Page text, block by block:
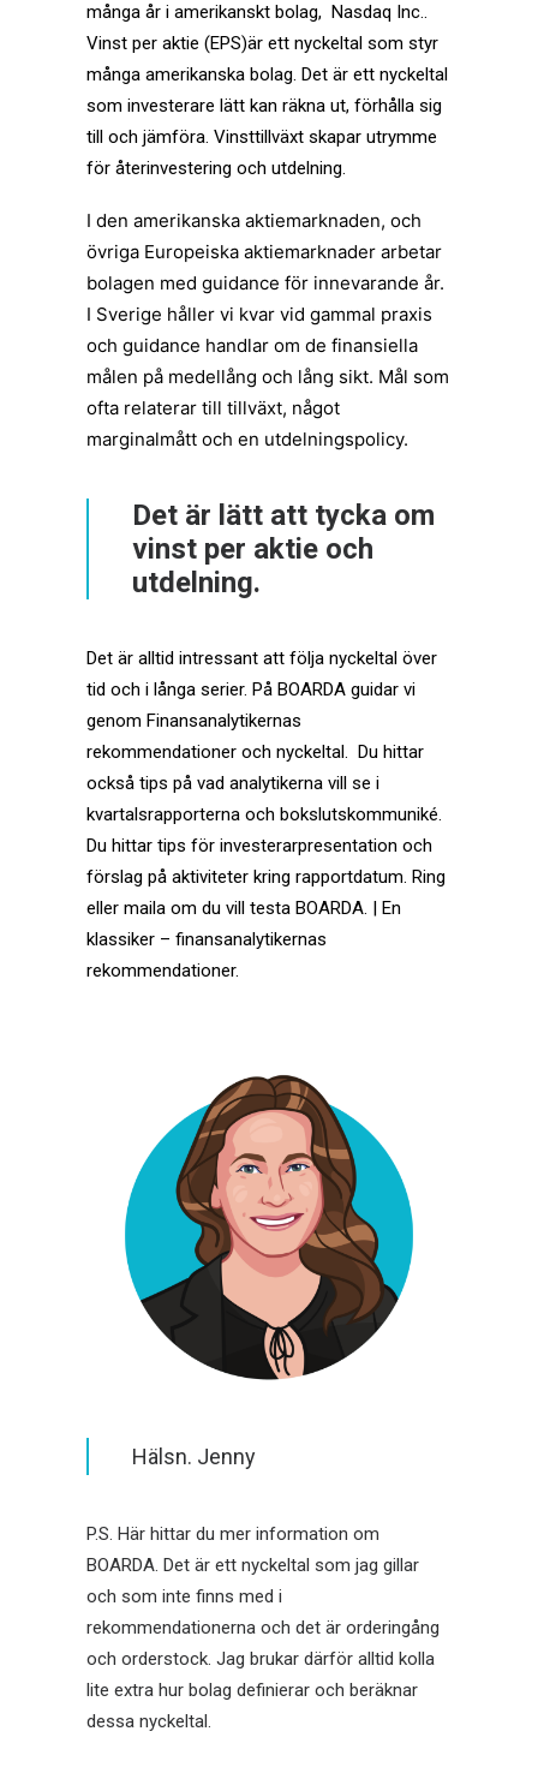
många år i amerikanskt bolag, Nasdaq Inc..
Vinst per aktie (EPS)är ett nyckeltal som styr
många amerikanska bolag. Det är ett nyckeltal
som investerare lätt kan räkna ut, förhålla sig
till och jämföra. Vinsttillväxt skapar utrymme
för återinvestering och utdelning.
I den amerikanska aktiemarknaden, och
övriga Europeiska aktiemarknader arbetar
bolagen med guidance för innevarande år.
I Sverige håller vi kvar vid gammal praxis
och guidance handlar om de finansiella
målen på medellång och lång sikt. Mål som
ofta relaterar till tillväxt, något
marginalmått och en utdelningspolicy.
Det är lätt att tycka om
vinst per aktie och
utdelning.
Det är alltid intressant att följa nyckeltal över
tid och i långa serier. På BOARDA guidar vi
genom Finansanalytikernas
rekommendationer och nyckeltal. Du hittar
också tips på vad analytikerna vill se i
kvartalsrapporterna och bokslutskommuniké.
Du hittar tips för investerarpresentation och
förslag på aktiviteter kring rapportdatum. Ring
eller maila om du vill testa BOARDA. | En
klassiker – finansanalytikernas
rekommendationer.
Hälsn. Jenny
P.S. Här hittar du mer information om
BOARDA. Det är ett nyckeltal som jag gillar
och som inte finns med i
rekommendationerna och det är orderingång
och orderstock. Jag brukar därför alltid kolla
lite extra hur bolag definierar och beräknar
dessa nyckeltal.